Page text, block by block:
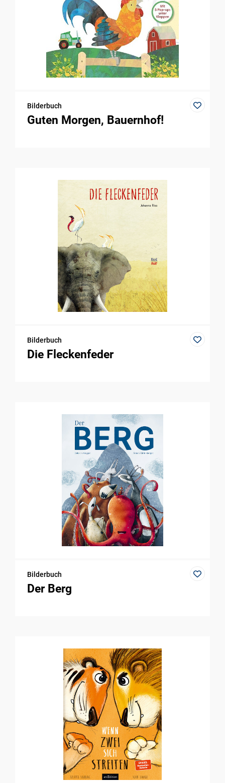
Bilderbuch
Guten Morgen, Bauernhof!
Bilderbuch
Die Fleckenfeder
Bilderbuch
Der Berg